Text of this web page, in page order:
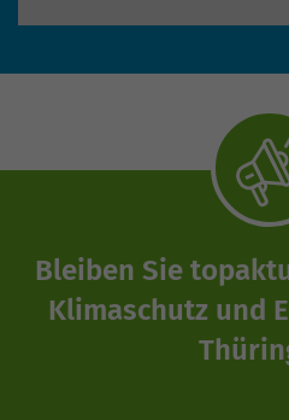
Bleiben Sie
Klimaschutz und